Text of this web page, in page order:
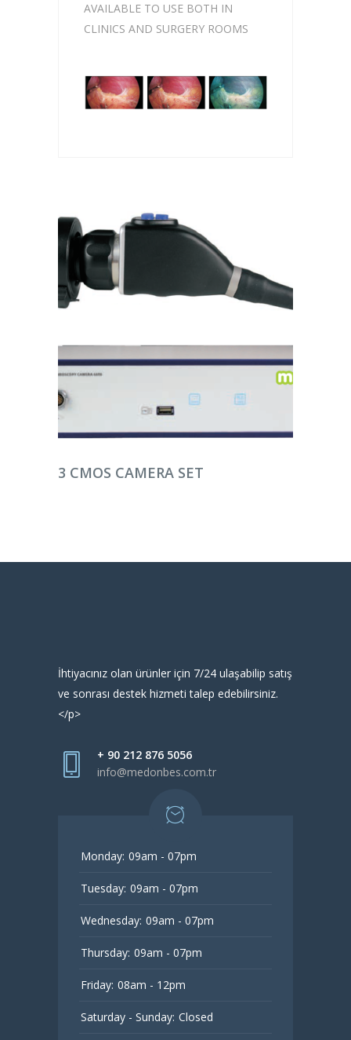
AVAILABLE TO USE BOTH IN
CLINICS AND SURGERY ROOMS
DEVAMINI OKU
3 CMOS CAMERA SET
İhtiyacınız olan ürünler için 7/24 ulaşabilip satış
ve sonrası destek hizmeti talep edebilirsiniz.
</p>
+ 90 212 876 5056
info@medonbes.com.tr
Monday: 09am - 07pm
Tuesday: 09am - 07pm
Wednesday: 09am - 07pm
Thursday: 09am - 07pm
Friday: 08am - 12pm
Saturday - Sunday: Closed